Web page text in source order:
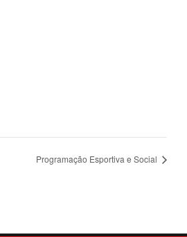
Programação Esportiva e Social